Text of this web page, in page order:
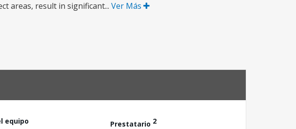
areas, result in significant... Ver Más
equipo Prestatario 2